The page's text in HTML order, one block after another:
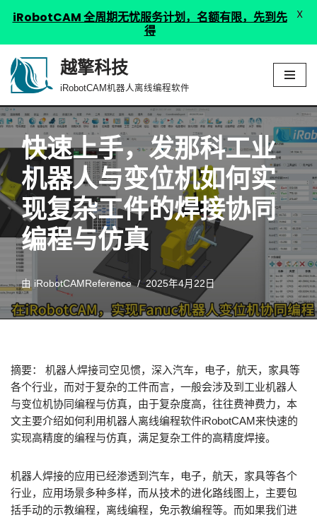
跳
正
越擎科技
iRobotCAM机器人离线编程软件
快速上手，发那科工业
机器人与变位机如何实
现复杂工件的焊接协同
编程与仿真
由 iRobotCAMReference 2025年4月22日
摘要： 机器人焊接司空见惯，深入汽车，电子，航天，家具等
各个行业，而对于复杂的工件而言，一般会涉及到工业机器人
与变位机协同编程与仿真，由于复杂度高，往往费神费力，本
文主要介绍如何利用机器人离线编程软件iRobotCAM来快速的
实现高精度的编程与仿真，满足复杂工件的高精度焊接。
机器人焊接的应用已经渗透到汽车，电子，航天，家具等各个
行业，应用场景多种多样，而从技术的进化路线图上，主要包
括手动的示教编程，离线编程，免示教编程等。而如果我们进
iRobotCAM 全周期无忧服务计划，名额有限，先到先
得
X